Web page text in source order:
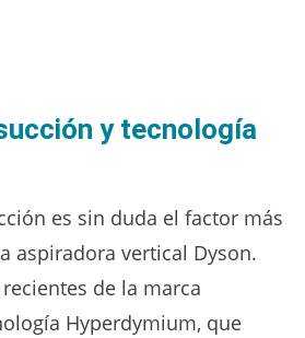
y tecnología
es sin duda el factor más
aspiradora vertical Dyson.
de la marca
Hyperdymium, que